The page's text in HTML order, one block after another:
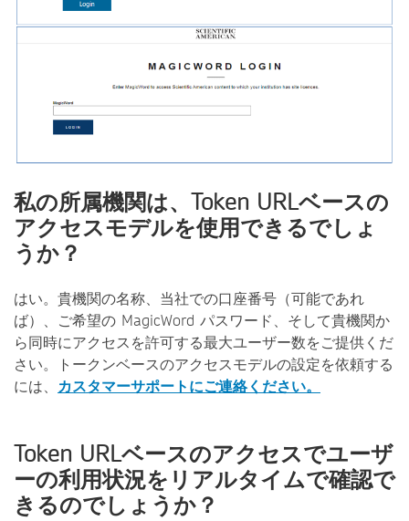
私の所属機関は、Token URLベースの
アクセスモデルを使用できるでしょ
うか？
はい。貴機関の名称、当社での口座番号（可能であれ
ば）、ご希望の MagicWord パスワード、そして貴機関か
ら同時にアクセスを許可する最大ユーザー数をご提供くだ
さい。トークンベースのアクセスモデルの設定を依頼する
には、 カスタマーサポートにご連絡ください。
Token URLベースのアクセスでユーザ
ーの利用状況をリアルタイムで確認で
きるのでしょうか？